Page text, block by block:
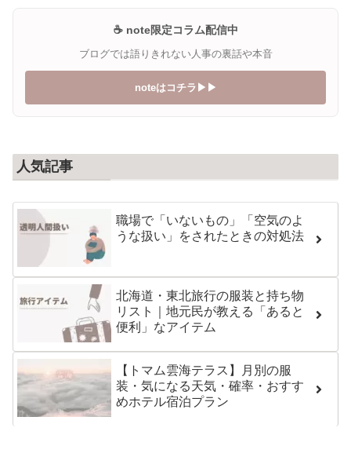
☕️ note限定コラム配信中
ブログでは語りきれない人事の裏話や本音
noteはコチラ▶︎▶︎
人気記事
職場で「いないもの」「空気のよ
うな扱い」をされたときの対処法
北海道・東北旅行の服装と持ち物
リスト｜地元民が教える「あると
便利」なアイテム
【トマム雲海テラス】月別の服
装・気になる天気・確率・おすす
めホテル宿泊プラン